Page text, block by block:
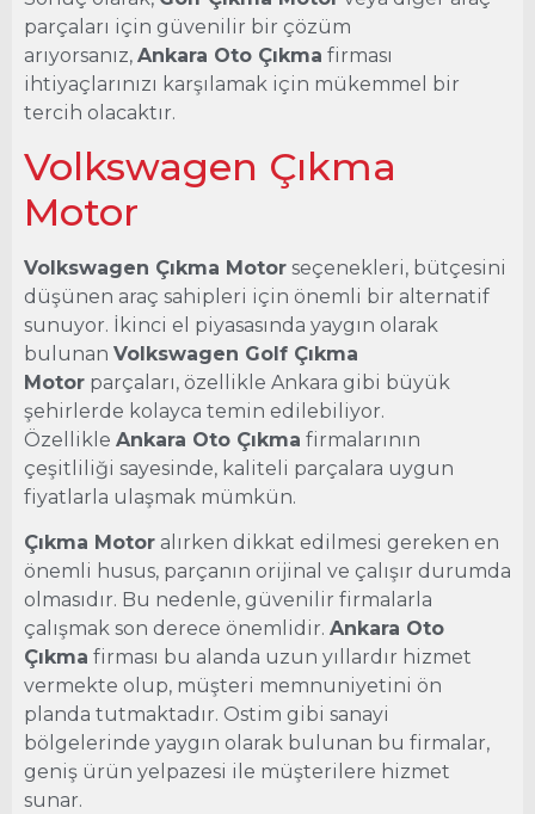
parçaları için güvenilir bir çözüm
arıyorsanız, Ankara Oto Çıkma firması
ihtiyaçlarınızı karşılamak için mükemmel bir
tercih olacaktır.
Volkswagen Çıkma
Motor
Volkswagen Çıkma Motor seçenekleri, bütçesini
düşünen araç sahipleri için önemli bir alternatif
sunuyor. İkinci el piyasasında yaygın olarak
bulunan Volkswagen Golf Çıkma
Motor parçaları, özellikle Ankara gibi büyük
şehirlerde kolayca temin edilebiliyor.
Özellikle Ankara Oto Çıkma firmalarının
çeşitliliği sayesinde, kaliteli parçalara uygun
fiyatlarla ulaşmak mümkün.
Çıkma Motor alırken dikkat edilmesi gereken en
önemli husus, parçanın orijinal ve çalışır durumda
olmasıdır. Bu nedenle, güvenilir firmalarla
çalışmak son derece önemlidir. Ankara Oto
Çıkma firması bu alanda uzun yıllardır hizmet
vermekte olup, müşteri memnuniyetini ön
planda tutmaktadır. Ostim gibi sanayi
bölgelerinde yaygın olarak bulunan bu firmalar,
geniş ürün yelpazesi ile müşterilere hizmet
sunar.